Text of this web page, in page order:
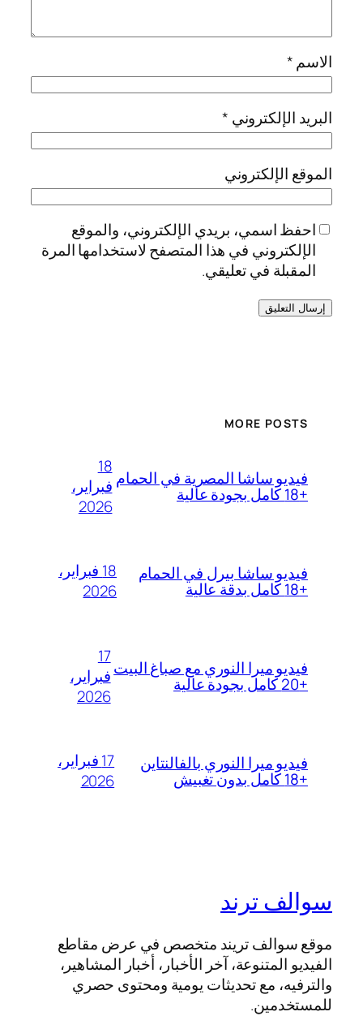
الاسم*
البريد الإلكتروني *
الموقع الإلكتروني
احفظ اسمي، بريدي الإلكتروني، والموقع
الإلكتروني في هذا المتصفح لاستخدامها المرة
المقبلة في تعليقي.
MORE POSTS
فيديو ساشا المصرية في الحمام
+18 كامل بجودة عالية
18
فبراير،
2026
فيديو ساشا بيرل في الحمام
+18 كامل بدقة عالية
18 فبراير،
2026
فيديو ميرا النوري مع صباغ البيت
+20 كامل بجودة عالية
17
فبراير،
2026
فيديو ميرا النوري بالفالنتاين
+18 كامل بدون تغبيش
17 فبراير،
2026
سوالف ترند
موقع سوالف تريند متخصص في عرض مقاطع
الفيديو المتنوعة، آخر الأخبار، أخبار المشاهير،
والترفيه، مع تحديثات يومية ومحتوى حصري
للمستخدمين.